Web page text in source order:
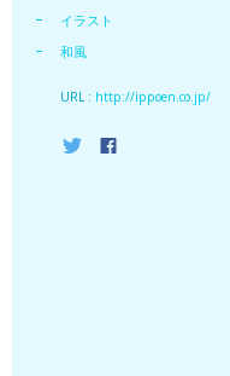
イラスト
和風
URL : http://ippoen.co.jp/